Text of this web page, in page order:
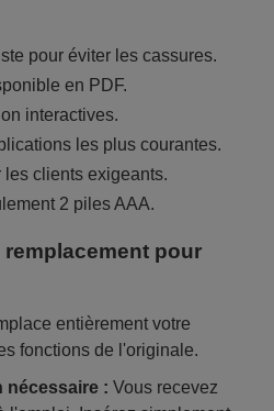
pour éviter les cassures.
en PDF.
interactives.
les plus courantes.
clients exigeants.
2 piles AAA.
pour
entièrement votre
fonctions de l'originale.
nécessaire : Vous recevez